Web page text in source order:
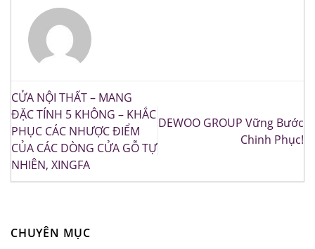
CỬA NỘI THẤT – MANG
ĐẶC TÍNH 5 KHÔNG – KHẮC
PHỤC CÁC NHƯỢC ĐIỂM
CỦA CÁC DÒNG CỬA GỖ TỰ
NHIÊN, XINGFA
DEWOO GROUP Vững Bước
Chinh Phục!
CHUYÊN MỤC